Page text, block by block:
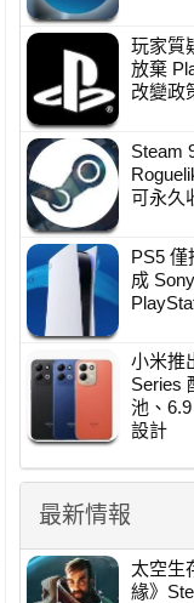
玩家質
放棄
改變政
Steam
可永久
PS5
成
小米推
Series
池、
設計
最新情報
太空生
緣》